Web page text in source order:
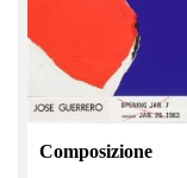
Composizione